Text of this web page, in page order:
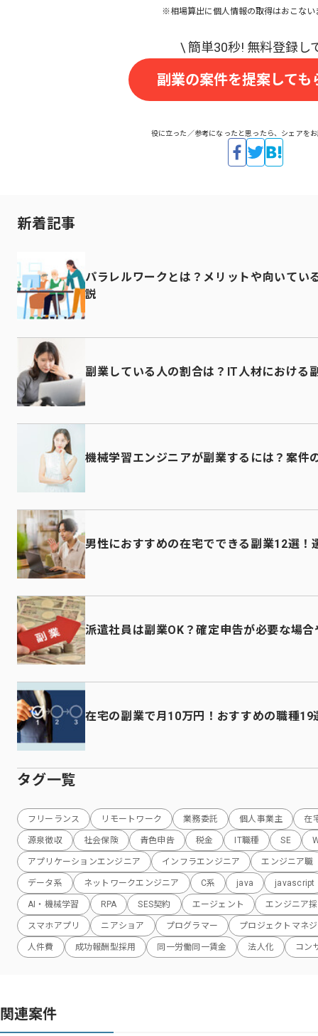
※相場算出に個人情報の取得はおこない
副業の案件を提案しても
役に立った／参考になったと思ったら、シェアを
新着記事
パラレルワークとは？メリットや向いてい
説
副業している人の割合は？IT人材における
機械学習エンジニアが副業するには？案件
男性におすすめの在宅でできる副業12選！
派遣社員は副業OK？確定申告が必要な場
在宅の副業で月10万円！おすすめの職種
タグ一覧
フリーランス リモートワーク 業務委託 個人事業主 在
源泉徴収 社会保険 青色申告 税金 IT職種 SE
アプリケーションエンジニア インフラエンジニア エンジニア職
データ系 ネットワークエンジニア C系 java javascript
AI・機械学習 RPA SES契約 エージェント エンジニア
スマホアプリ ニアショア プログラマー プロジェクトマネ
人件費 成功報酬型採用 同一労働同一賃金 法人化 コン
関連案件